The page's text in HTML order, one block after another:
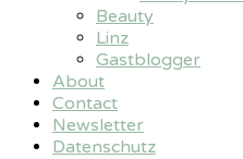
Beauty
Linz
Gastblogger
About
Contact
Newsletter
Datenschutz